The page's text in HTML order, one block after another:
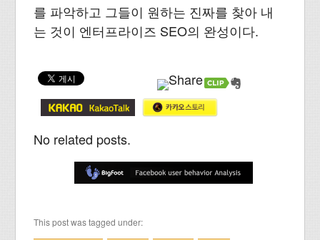
를 파악하고 그들이 원하는 진짜를 찾아 내
는 것이 엔터프라이즈 SEO의 완성이다.
No related posts.
This post was tagged under: